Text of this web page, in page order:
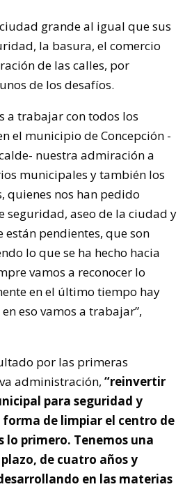
grande al igual que sus
la basura, el comercio
de las calles, por
de los desafíos.
a trabajar con todos los
el municipio de Concepción -
nuestra admiración a
municipales y también los
quienes nos han pedido
seguridad, aseo de la ciudad y
están pendientes, que son
lo que se ha hecho hacia
vamos a reconocer lo
en el último tiempo hay
eso vamos a trabajar”,
por las primeras
administración, “reinvertir
para seguridad y
de limpiar el centro de
lo primero. Tenemos una
de cuatro años y
en las materias